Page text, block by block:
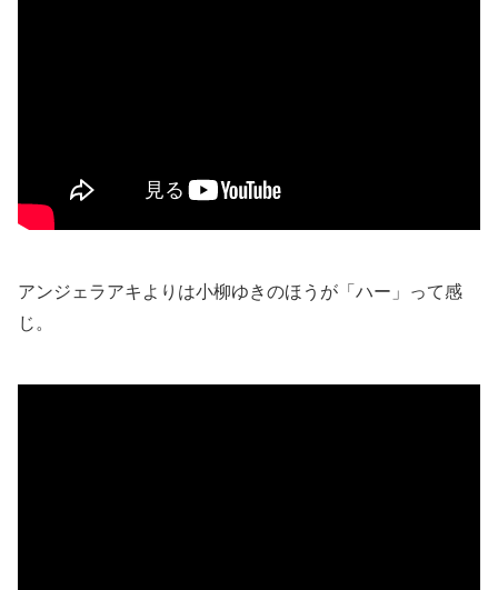
アンジェラアキよりは小柳ゆきのほうが「ハー」って感
じ。